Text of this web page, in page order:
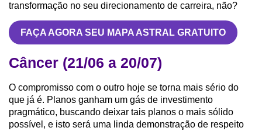
transformação no seu direcionamento de carreira, não?
FAÇA AGORA SEU MAPA ASTRAL GRATUITO
Câncer (21/06 a 20/07)
O compromisso com o outro hoje se torna mais sério do
que já é. Planos ganham um gás de investimento
pragmático, buscando deixar tais planos o mais sólido
possível, e isto será uma linda demonstração de respeito